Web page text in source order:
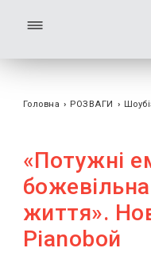
Головна › РОЗВАГИ ›
«Потужні
життя».
Pianoboй